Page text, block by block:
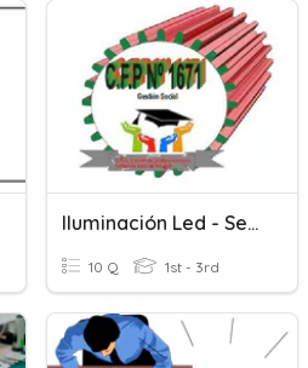
Iluminación Led - Sensores
10 Q 1st - 3rd